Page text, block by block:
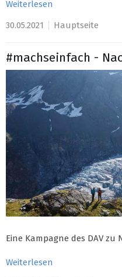
Weiterlesen
30.05.2021
Hauptseite
#machseinfach -
Eine Kampagne des DAV
Weiterlesen